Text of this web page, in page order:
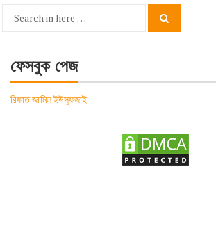
Search
ফেসবুক পেজ
রিফাত জামিল ইউসুফজাই